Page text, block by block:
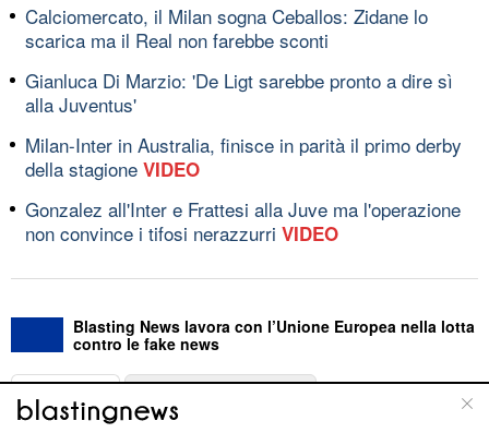
Calciomercato, il Milan sogna Ceballos: Zidane lo
scarica ma il Real non farebbe sconti
Gianluca Di Marzio: 'De Ligt sarebbe pronto a dire sì
alla Juventus'
Milan-Inter in Australia, finisce in parità il primo derby
della stagione VIDEO
Gonzalez all'Inter e Frattesi alla Juve ma l'operazione
non convince i tifosi nerazzurri VIDEO
Blasting News lavora con l’Unione Europea nella lotta
contro le fake news
ABOUT